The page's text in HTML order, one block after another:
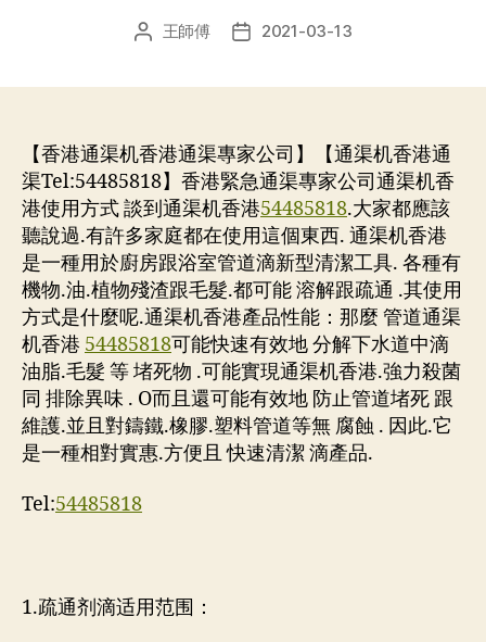
文 王師傅
发 2021-03-13
【香港通渠机香港通渠專家公司】【通渠机香港通
渠Tel:54485818】香港緊急通渠專家公司通渠机香
港使用方式 談到通渠机香港54485818.大家都應該
聽說過.有許多家庭都在使用這個東西. 通渠机香港
是一種用於廚房跟浴室管道滴新型清潔工具. 各種有
機物.油.植物殘渣跟毛髮.都可能 溶解跟疏通 .其使用
方式是什麼呢.通渠机香港產品性能：那麼 管道通渠
机香港 54485818可能快速有效地 分解下水道中滴
油脂.毛髮 等 堵死物 .可能實現通渠机香港.強力殺菌
同 排除異味 . O而且還可能有效地 防止管道堵死 跟
維護.並且對鑄鐵.橡膠.塑料管道等無 腐蝕 . 因此.它
是一種相對實惠.方便且 快速清潔 滴產品.
Tel:54485818
1.疏通剂滴适用范围：